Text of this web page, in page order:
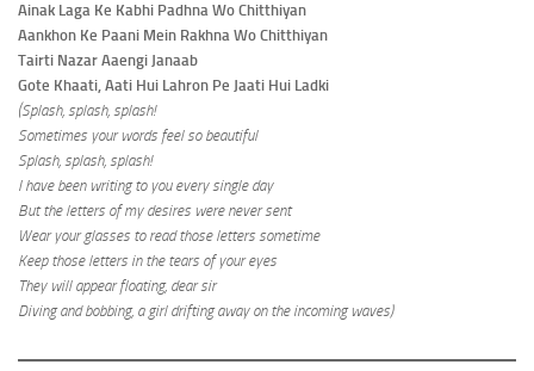
Ainak Laga Ke Kabhi Padhna Wo Chitthiyan
Aankhon Ke Paani Mein Rakhna Wo Chitthiyan
Tairti Nazar Aaengi Janaab
Gote Khaati, Aati Hui Lahron Pe Jaati Hui Ladki
(Splash, splash, splash!
Sometimes your words feel so beautiful
Splash, splash, splash!
I have been writing to you every single day
But the letters of my desires were never sent
Wear your glasses to read those letters sometime
Keep those letters in the tears of your eyes
They will appear floating, dear sir
Diving and bobbing, a girl drifting away on the incoming waves)